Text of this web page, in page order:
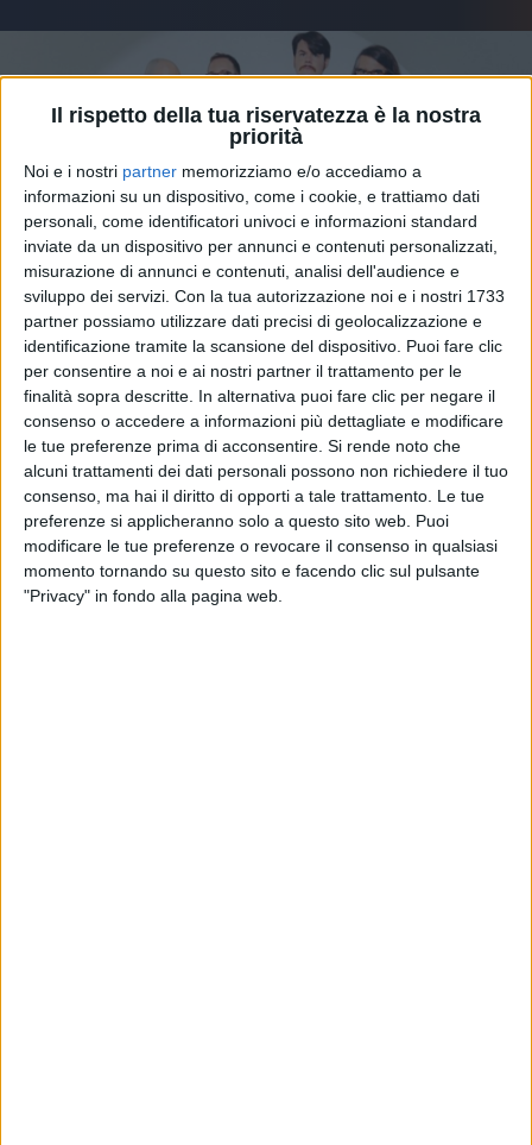
Il rispetto della tua riservatezza è la nostra
priorità
Noi e i nostri partner memorizziamo e/o accediamo a
informazioni su un dispositivo, come i cookie, e trattiamo dati
personali, come identificatori univoci e informazioni standard
inviate da un dispositivo per annunci e contenuti personalizzati,
misurazione di annunci e contenuti, analisi dell'audience e
sviluppo dei servizi. Con la tua autorizzazione noi e i nostri 1733
partner possiamo utilizzare dati precisi di geolocalizzazione e
identificazione tramite la scansione del dispositivo. Puoi fare clic
per consentire a noi e ai nostri partner il trattamento per le
finalità sopra descritte. In alternativa puoi fare clic per negare il
consenso o accedere a informazioni più dettagliate e modificare
le tue preferenze prima di acconsentire. Si rende noto che
alcuni trattamenti dei dati personali possono non richiedere il tuo
consenso, ma hai il diritto di opporti a tale trattamento. Le tue
preferenze si applicheranno solo a questo sito web. Puoi
modificare le tue preferenze o revocare il consenso in qualsiasi
momento tornando su questo sito e facendo clic sul pulsante
"Privacy" in fondo alla pagina web.
28 nov 2022
Volano Dischi di Platino per i Pinguini
Tattici Nucleari
Anche altri artisti italiani hanno ricevuto
soddisfazioni "platinate"
diMara Bizzoco